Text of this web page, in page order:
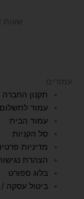
שעות
עמודים
תקנון החברה
עמוד לתשלום
עמוד הבית
סל הקניות
מדיניות
הצהרת
בלוג ספורט
ביטול עסקה /